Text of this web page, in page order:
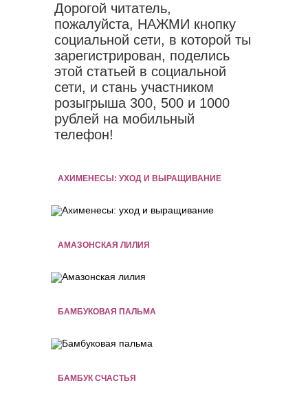
Дорогой читатель,
пожалуйста, НАЖМИ кнопку
социальной сети, в которой ты
зарегистрирован, поделись
этой статьей в социальной
сети, и стань участником
розыгрыша 300, 500 и 1000
рублей на мобильный
телефон!
АХИМЕНЕСЫ: УХОД И ВЫРАЩИВАНИЕ
АМАЗОНСКАЯ ЛИЛИЯ
БАМБУКОВАЯ ПАЛЬМА
БАМБУК СЧАСТЬЯ